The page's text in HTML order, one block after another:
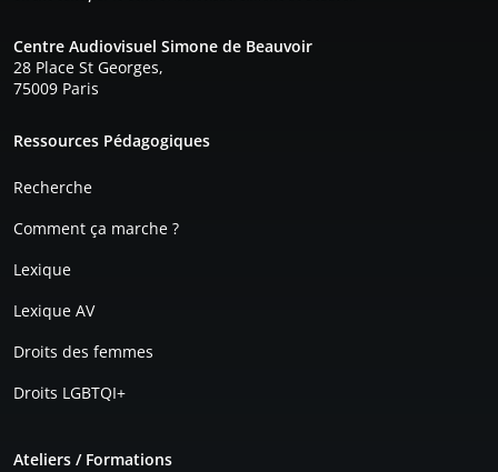
Centre Audiovisuel Simone de Beauvoir
28 Place St Georges,
75009 Paris
Ressources Pédagogiques
Recherche
Comment ça marche ?
Lexique
Lexique AV
Droits des femmes
Droits LGBTQI+
Ateliers / Formations